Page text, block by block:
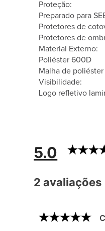
Proteção:
Preparado para
Protetores de
Protetores de
Material Externo:
Poliéster 600D
Malha de poliéster
Visibilidade:
Logo refletivo
5.0
2 avaliações